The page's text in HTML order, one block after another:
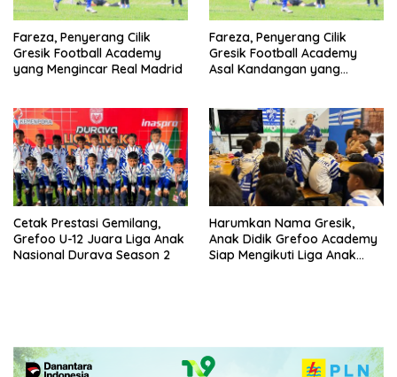
Fareza, Penyerang Cilik
Gresik Football Academy
yang Mengincar Real Madrid
Fareza, Penyerang Cilik
Gresik Football Academy
Asal Kandangan yang
Cetak Prestasi Gemilang,
Grefoo U-12 Juara Liga Anak
Nasional Durava Season 2
Harumkan Nama Gresik,
Anak Didik Grefoo Academy
Siap Mengikuti Liga Anak